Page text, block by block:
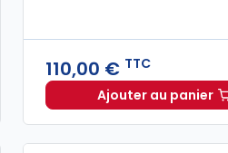
HT/mois
110,00 € TTC
Ajouter au panier
Guide du